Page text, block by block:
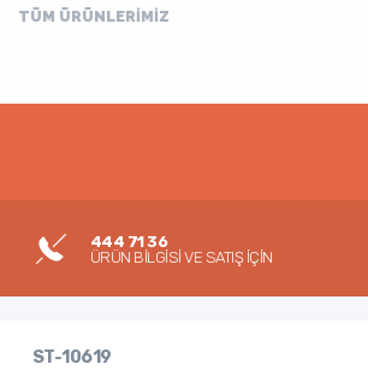
TÜM ÜRÜNLERİMİZ
444 71 36
ÜRÜN BİLGİSİ VE SATIŞ İÇİN
ST-10619